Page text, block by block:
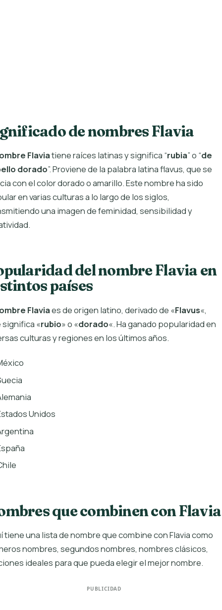
de nombres Flavia
Flaviatiene raíces latinas y significa “rubia” o “de
dorado”. Proviene de la palabra latina flavus, que se
con el color dorado o amarillo. Este nombre ha sido
en varias culturas a lo largo de los siglos,
una imagen de feminidad, sensibilidad y
del nombre Flavia en
países
Flaviaes de origen latino, derivado de «Flavus«,
significa «rubio» o «dorado«. Ha ganado popularidad en
culturas y regiones en los últimos años.
Unidos
que combinen con Flavia
tiene una lista de nombre que combine con Flavia como
nombres, segundos nombres, nombres clásicos,
ideales para que pueda elegir el mejor nombre.
PUBLICIDAD